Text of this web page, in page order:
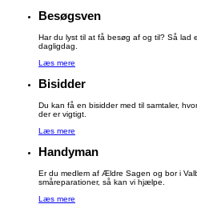
Besøgsven
Har du lyst til at få besøg af og til? Så lad
dagligdag.
Læs mere
Bisidder
Du kan få en bisidder med til samtaler,
der er vigtigt.
Læs mere
Handyman
Er du medlem af Ældre Sagen og bor i
småreparationer, så kan vi hjælpe.
Læs mere